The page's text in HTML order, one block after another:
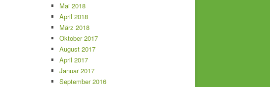
Mai 2018
April 2018
März 2018
Oktober 2017
August 2017
April 2017
Januar 2017
September 2016